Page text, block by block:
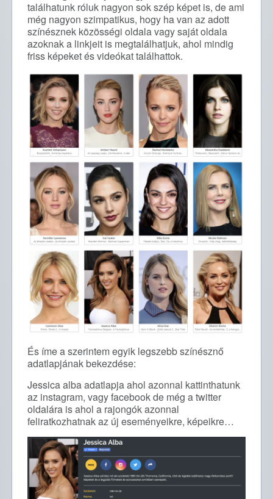
találhatunk róluk nagyon sok szép képet is, de ami
még nagyon szimpatikus, hogy ha van az adott
színésznek közösségi oldala vagy saját oldala
azoknak a linkjeit is megtalálhatjuk, ahol mindig
friss képeket és videókat találhattok.
És íme a szerintem egyik legszebb színésznő
adatlapjának bekezdése:
Jessica alba adatlapja ahol azonnal kattinthatunk
az instagram, vagy facebook de még a twitter
oldalára is ahol a rajongók azonnal
feliratkozhatnak az új eseményeikre, képeikre…